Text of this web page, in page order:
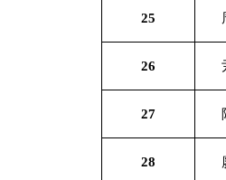
25
26
27
28